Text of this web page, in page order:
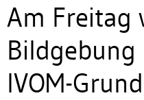
Am Freitag
IVOM-